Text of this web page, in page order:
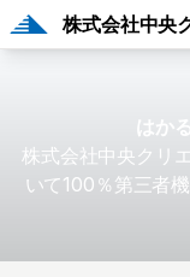
株式会社中央
はか
株式会社中央クリ
いて100％第三者